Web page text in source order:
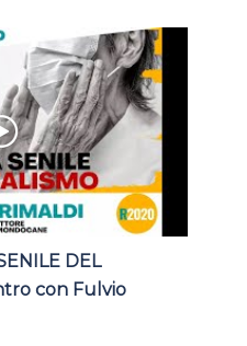
DEL
con Fulvio